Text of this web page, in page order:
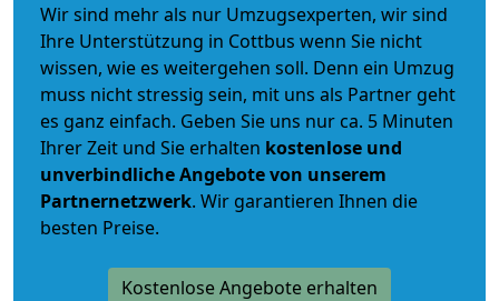
Wir sind mehr als nur Umzugsexperten, wir sind
Ihre Unterstützung in Cottbus wenn Sie nicht
wissen, wie es weitergehen soll. Denn ein Umzug
muss nicht stressig sein, mit uns als Partner geht
es ganz einfach. Geben Sie uns nur ca. 5 Minuten
Ihrer Zeit und Sie erhalten kostenlose und
unverbindlicheAngebote von unserem
Partnernetzwerk. Wir garantieren Ihnen die
besten Preise.
Kostenlose Angebote erhalten